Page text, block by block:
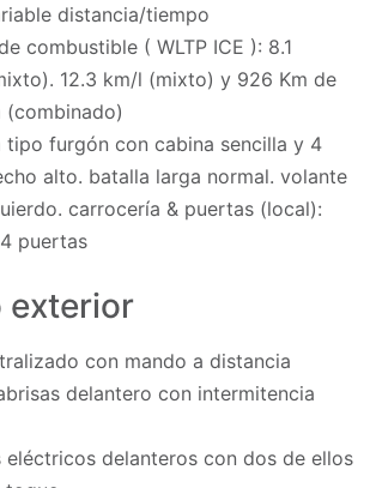
distancia/tiempo
combustible ( WLTP ICE ): 8.1
12.3 km/l (mixto) y 926 Km de
(combinado)
tipo furgón con cabina sencilla y 4
alto. batalla larga normal. volante
carrocería & puertas (local):
puertas
exterior
con mando a distancia
delantero con intermitencia
eléctricos delanteros con dos de ellos